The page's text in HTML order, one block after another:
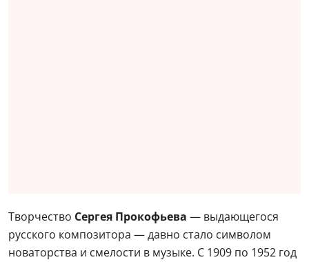
Творчество Сергея Прокофьева — выдающегося
русского композитора — давно стало символом
новаторства и смелости в музыке. С 1909 по 1952 год